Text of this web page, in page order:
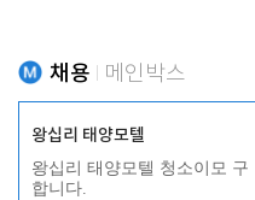
채용 메인박스
왕십리 태양모텔
왕십리 태양모텔 청소이모 구
합니다.